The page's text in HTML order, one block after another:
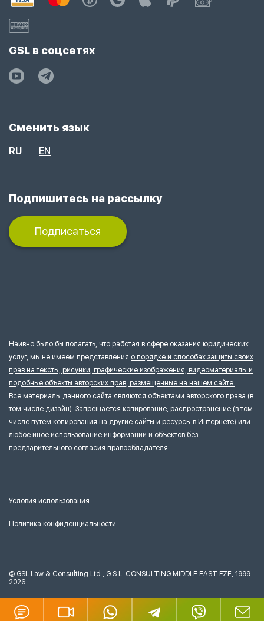
GSL в соцсетях
Сменить язык
RU EN
Подпишитесь на рассылку
Подписаться
Наивно было бы полагать, что работая в сфере оказания юридических
услуг, мы не имеем представления о порядке и способах защиты своих
прав на тексты, рисунки, графические изображения, видеоматериалы и
подобные объекты авторских прав, размещенные на нашем сайте.
Все материалы данного сайта являются объектами авторского права (в
том числе дизайн). Запрещается копирование, распространение (в том
числе путем копирования на другие сайты и ресурсы в Интернете) или
любое иное использование информации и объектов без
предварительного согласия правообладателя.
Условия использования
Политика конфиденциальности
© GSL Law & Consulting Ltd., G.S.L. CONSULTING MIDDLE EAST FZE, 1999–
2026